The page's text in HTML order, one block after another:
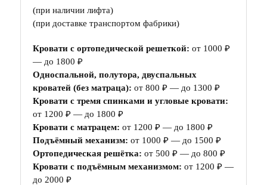
(при наличии лифта)
(при доставке транспортом фабрики)
Кровати с ортопедической решеткой: от 1000 ₽
— до 1800 ₽
Односпальной, полутора, двуспальных
кроватей (без матраца): от 800 ₽ — до 1300 ₽
Кровати с тремя спинками и угловые кровати:
от 1200 ₽ — до 1800 ₽
Кровати с матрацем: от 1200 ₽ — до 1800 ₽
Подъёмный механизм: от 1000 ₽ — до 1500 ₽
Ортопедическая решётка: от 500 ₽ — до 800 ₽
Кровати с подъёмным механизмом: от 1200 ₽ —
до 2000 ₽